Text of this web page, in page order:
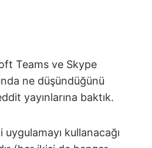
Teams ve Skype
ne düşündüğünü
yayınlarına baktık.
uygulamayı kullanacağı